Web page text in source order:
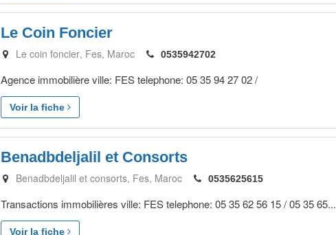
Le Coin Foncier
Le coin foncier Fes Maroc 0535942702
Agence immobilière ville: FES telephone: 05 35 94 27 02 /
Voir la fiche
Benadbdeljalil et Consorts
Benadbdeljalil et consorts Fes Maroc 0535625615
Transactions immobilières ville: FES telephone: 05 35 62 56 15 / 05 35 65...
Voir la fiche